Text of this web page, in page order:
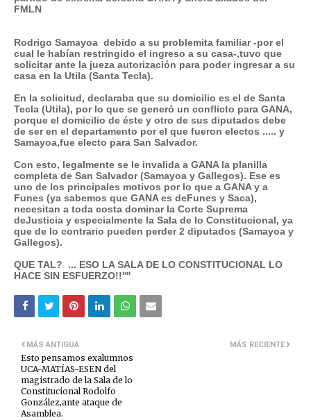
FMLN
Rodrigo Samayoa debido a su problemita familiar -por el
cual le habían restringido el ingreso a su casa-,tuvo que
solicitar ante la jueza autorización para poder ingresar a su
casa en la Utila (Santa Tecla).
En la solicitud, declaraba que su domicilio es el de Santa
Tecla (Utila), por lo que se generó un conflicto para GANA,
porque el domicilio de éste y otro de sus diputados debe
de ser en el departamento por el que fueron electos ..... y
Samayoa,fue electo para San Salvador.
Con esto, legalmente se le invalida a GANA la planilla
completa de San Salvador (Samayoa y Gallegos). Ese es
uno de los principales motivos por lo que a GANA y a
Funes (ya sabemos que GANA es deFunes y Saca),
necesitan a toda costa dominar la Corte Suprema
deJusticia y especialmente la Sala de lo Constitucional, ya
que de lo contrario pueden perder 2 diputados (Samayoa y
Gallegos).
QUE TAL? ... ESO LA SALA DE LO CONSTITUCIONAL LO
HACE SIN ESFUERZO!!''''
MÁS RECIENTE
MÁS ANTIGUA
Esto pensamos exalumnos
UCA-MATÍAS-ESEN del
magistrado de la Sala de lo
Constitucional Rodolfo
González,ante ataque de
Asamblea.